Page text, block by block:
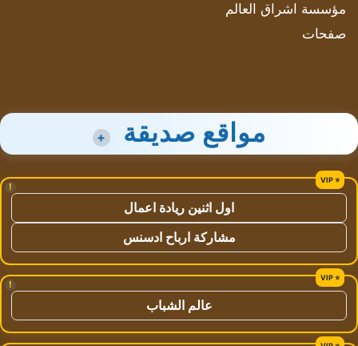
مؤسسة اشراق العالم
صفحات
مواقع صديقة +
!
اول اثنين ريادة اعمال
مشاركة ارباح ادسنس
!
عالم الشباب